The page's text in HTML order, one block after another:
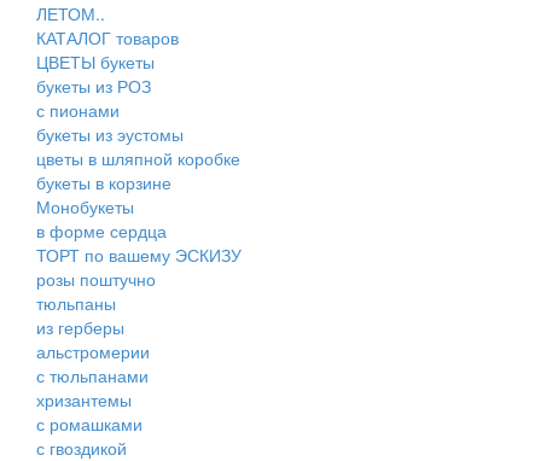
ЛЕТОМ..
КАТАЛОГ товаров
ЦВЕТЫ букеты
букеты из РОЗ
с пионами
букеты из эустомы
цветы в шляпной коробке
букеты в корзине
Монобукеты
в форме сердца
ТОРТ по вашему ЭСКИЗУ
розы поштучно
тюльпаны
из герберы
альстромерии
с тюльпанами
хризантемы
с ромашками
с гвоздикой